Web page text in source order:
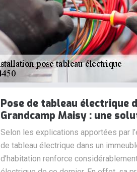
Pose de tableau électrique
Grandcamp Maisy : une
Selon les explications apportées par
de tableau électrique dans un
d’habitation renforce